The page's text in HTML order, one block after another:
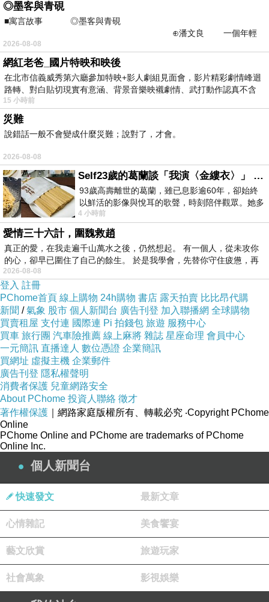
”LABU LABU 2014'
SPRING/SUMMER
”
《 Fantastic World
Of A Beauty 》
《試穿報告》
★材質：棉質！
★手感：棉質布料
觸感柔軟！
★身高建議：長約
在臀下，合身強調
曲線適合S-M號
150-165cm的女
孩，正確自身規格
請參考尺寸！
醒：
●許多色塊拼接一起
豐富又亮眼，其實
當中也顯現了休閒
◎墨客與青硯
■寓言故事 ◎墨客與青硯
⊕潘文良 一個年輕
的墨客，在京城的古玩肆裡
2026-08-08
網紅老爸_國片特映和映後
在北市信義威秀第六廳參加特映+影人劇組見面會，影片精彩劇情峰迴
路轉、對白貼切現實有意涵、背景音樂映襯劇情、武打動作認真不含
糊、
15 小時前
災難
說錯話一般不會變成什麼災難；說對了，才會。
2026-08-08
Self23歲的葛蘭談「我演〈金縷衣〉」 #戀上老電影 #粟子 #葛蘭
93歲高壽離世的葛蘭，雖已息影逾60年，卻始終
以鮮活的影像與悅耳的歌聲，時刻陪伴觀眾。她多
才多藝、陽光開朗的形象，不僅保留在電影
4 小時前
愛情三十六計，圍魏救趙
真正的愛，在我走遍千山萬水之後，仍然想起。 有一個人，從未攻你
的心，卻早已圍住了自己的餘生。 於是我學會，先替你守住疲憊，再
2026-08-08
登入 註冊
PChome首頁 線上購物 24h購物 書店 露天拍賣 比比昂代購
新聞 /氣象 股市 個人新聞台 廣告刊登 加入聯播網 全球購物
買賣租屋 支付連 國際連 Pi 拍錢包 旅遊 服務中心
買車 旅行團 汽車險推薦 線上麻將 雜誌 星座命理 會員中心
一元簡訊 直播達人 數位憑證 企業簡訊
買網址 虛擬主機 企業郵件
廣告刊登 隱私權聲明
消費者保護 兒童網路安全
About PChome 投資人聯絡 徵才
著作權保護 ｜網路家庭版權所有、轉載必究 ‧Copyright PChome
Online
PChome Online and PChome are trademarks of PChome
Online Inc.
個人新聞台
快速發文 最新文章
心情雜記 美食饗宴
藝文欣賞 旅遊玩家
社會萬象 影視娛樂